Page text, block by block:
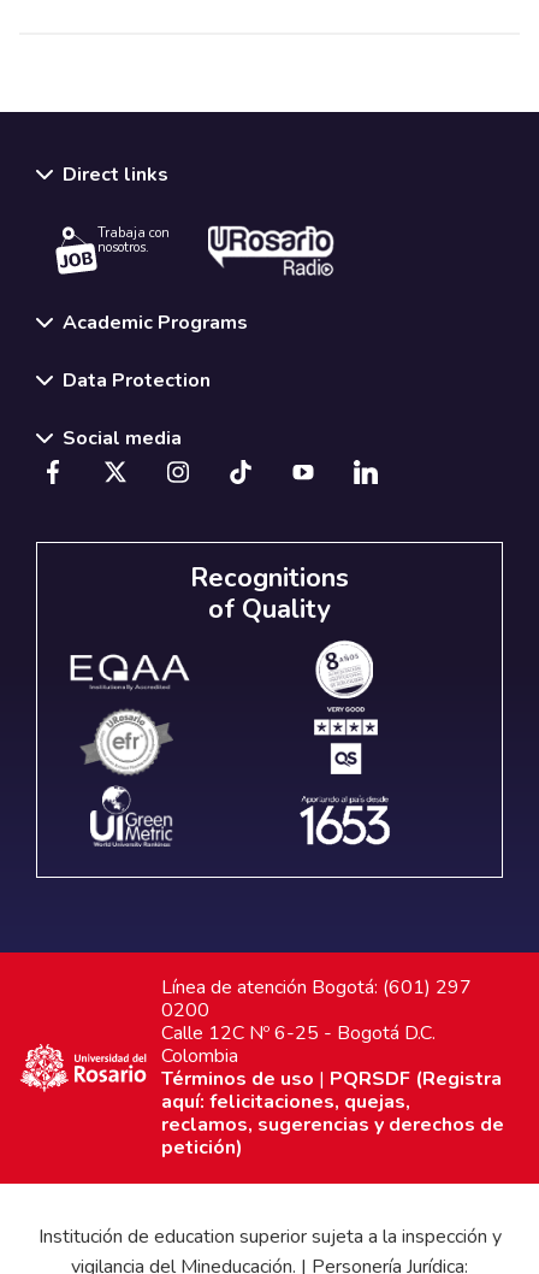
Direct links
Trabaja con
nosotros.
Academic Programs
Data Protection
Social media
Recognitions
of Quality
Línea de atención Bogotá: (601) 297
0200
Calle 12C Nº 6-25 - Bogotá D.C.
Colombia
Términos de uso | PQRSDF (Registra
aquí: felicitaciones, quejas,
reclamos, sugerencias y derechos de
petición)
Institución de education superior sujeta a la inspección y
vigilancia del Mineducación. | Personería Jurídica: